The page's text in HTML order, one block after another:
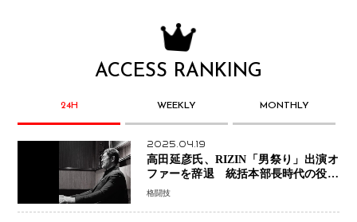
ACCESS RANKING
24H WEEKLY MONTHLY
2025.04.19
高田延彦氏、RIZIN「男祭り」出演オ
ファーを辞退 統括本部長時代の役目
「すでに終えています」と明言
格闘技